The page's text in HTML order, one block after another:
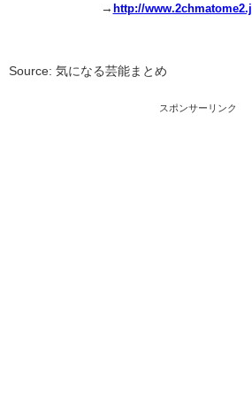
→ http://
Source: 気になる芸能まとめ
スポンサーリンク